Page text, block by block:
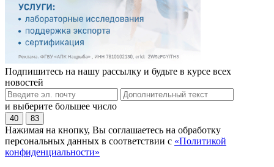
Подпишитесь на нашу рассылку и будьте в курсе всех
новостей
и выберите большее число
40 83
Нажимая на кнопку, Вы соглашаетесь на обработку
персональных данных в соответствии с «Политикой
конфиденциальности»